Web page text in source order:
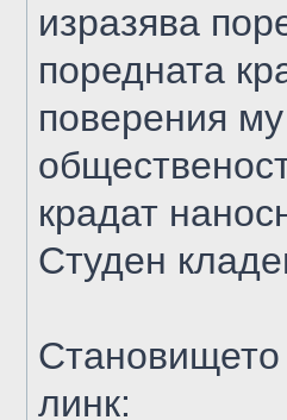
изразява
поредната
поверения
крадат
Студен
Становището
линк: